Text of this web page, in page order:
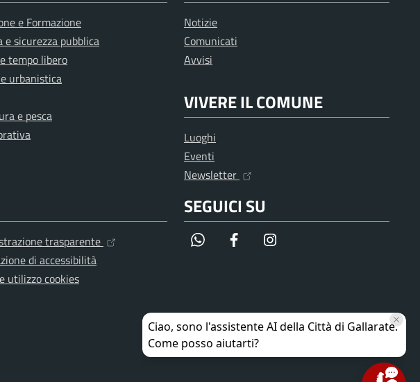
e Formazione
e sicurezza pubblica
tempo libero
urbanistica
e pesca
Notizie
Comunicati
Avvisi
VIVERE IL COMUNE
Luoghi
Eventi
Newsletter
trasparente
di accessibilità
utilizzo cookies
SEGUICI SU
WhatsApp Facebook